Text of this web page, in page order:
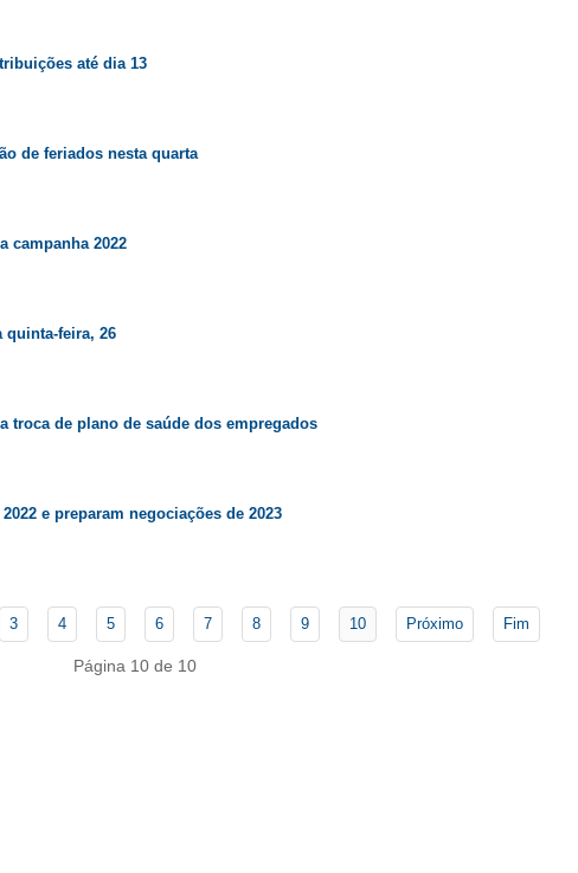
até dia 13
de feriados nesta quarta
campanha 2022
quinta-feira, 26
troca de plano de saúde dos empregados
e preparam negociações de 2023
3 4 5 6 7 8 9 10 Próximo Fim
Página 10 de 10